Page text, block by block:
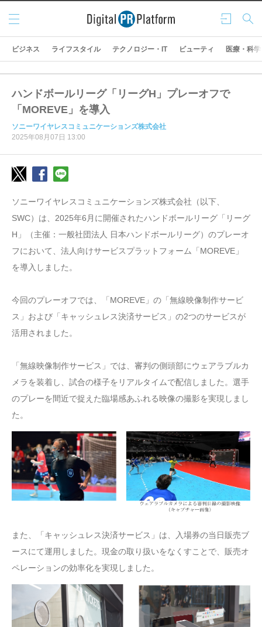
ログ
イン
検索
メニ
ュー
ビジネス ライフスタイル テクノロジー・IT ビューティ 医療・科学
ハンドボールリーグ「リーグH」プレーオフで
「MOREVE」を導入
ソニーワイヤレスコミュニケーションズ株式会社
2025年08月07日 13:00
ソニーワイヤレスコミュニケーションズ株式会社（以下、
SWC）は、2025年6月に開催されたハンドボールリーグ「リーグ
H」（主催：一般社団法人 日本ハンドボールリーグ）のプレーオ
フにおいて、法人向けサービスプラットフォーム「MOREVE」
を導入しました。
今回のプレーオフでは、「MOREVE」の「無線映像制作サービ
ス」および「キャッシュレス決済サービス」の2つのサービスが
活用されました。
「無線映像制作サービス」では、審判の側頭部にウェアラブルカ
メラを装着し、試合の様子をリアルタイムで配信しました。選手
のプレーを間近で捉えた臨場感あふれる映像の撮影を実現しまし
た。
また、「キャッシュレス決済サービス」は、入場券の当日販売ブ
ースにて運用しました。現金の取り扱いをなくすことで、販売オ
ペレーションの効率化を実現しました。